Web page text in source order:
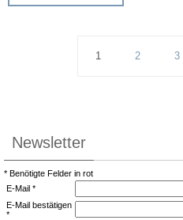
1 2 3
Newsletter